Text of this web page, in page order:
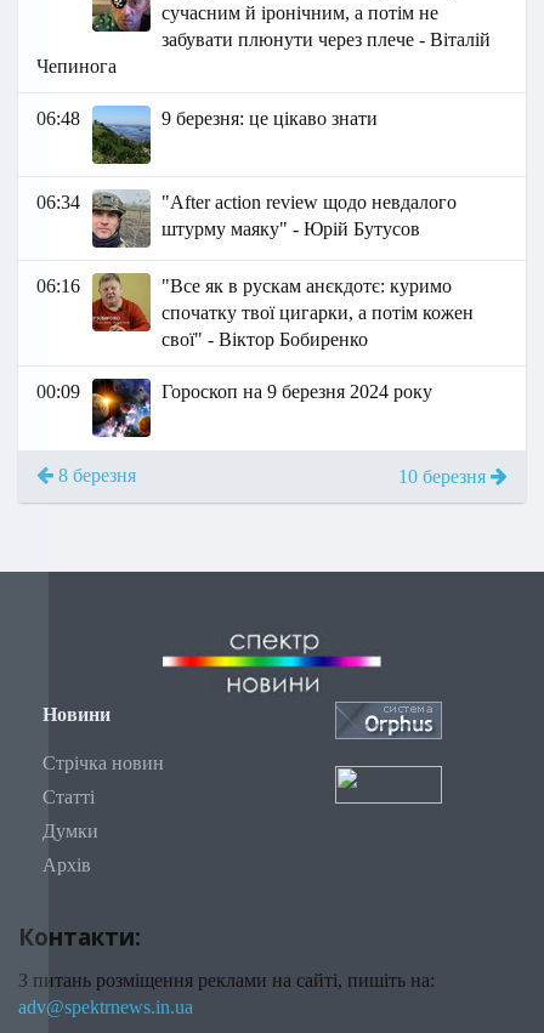
сучасним й іронічним, а потім не
забувати плюнути через плече - Віталій
Чепинога
06:48 9 березня: це цікаво знати
06:34
"After action review щодо невдалого
штурму маяку" - Юрій Бутусов
06:16
"Все як в рускам анєкдотє: куримо
спочатку твої цигарки, а потім кожен
свої" - Віктор Бобиренко
00:09 Гороскоп на 9 березня 2024 року
8 березня 10 березня
Новини
Стрічка новин
Статті
Думки
Архів
Контакти:
З питань розміщення реклами на сайті, пишіть на:
adv@spektrnews.in.ua